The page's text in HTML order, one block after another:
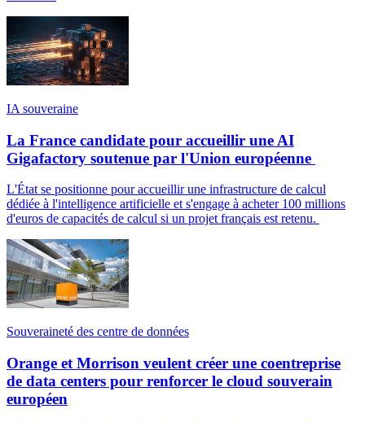
IA souveraine
La France candidate pour accueillir une AI
Gigafactory soutenue par l'Union européenne
L'État se positionne pour accueillir une infrastructure de calcul
dédiée à l'intelligence artificielle et s'engage à acheter 100 millions
d'euros de capacités de calcul si un projet français est retenu.
Souveraineté des centre de données
Orange et Morrison veulent créer une coentreprise
de data centers pour renforcer le cloud souverain
européen